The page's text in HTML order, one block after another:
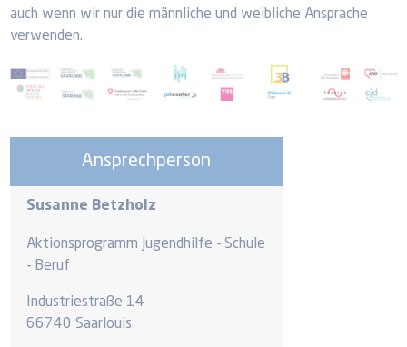
auch wenn wir nur die männliche und weibliche Ansprache
verwenden.
Ansprechperson
Susanne Betzholz
Industriestraße 14
66740 Saarlouis
Aktionsprogramm Jugendhilfe - Schule
- Beruf